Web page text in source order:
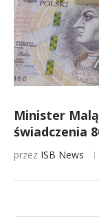
Minister
świadczenia
przez ISB News